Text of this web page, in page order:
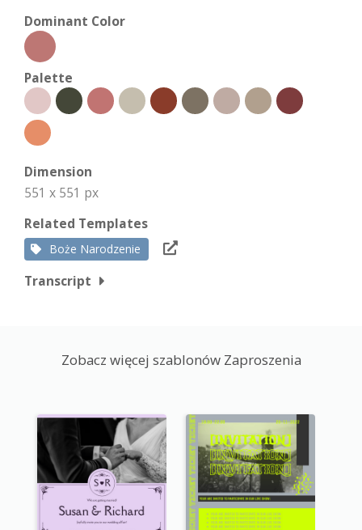
Dominant Color
Palette
Dimension
551 x 551 px
Related Templates
Boże Narodzenie
Transcript
Zobacz więcej szablonów Zaproszenia